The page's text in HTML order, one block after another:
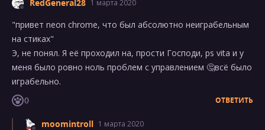
RedGeneral28 1 марта 2020
"привет neon chrome, что был абсолютно неиграбельным
на стиках"
Э, не понял. Я её проходил на, прости Господи, ps vita и у
меня было ровно ноль проблем с управлением 🤔всё было
играбельно.
0
ОТВЕТИТЬ
moomintroll 1 марта 2020